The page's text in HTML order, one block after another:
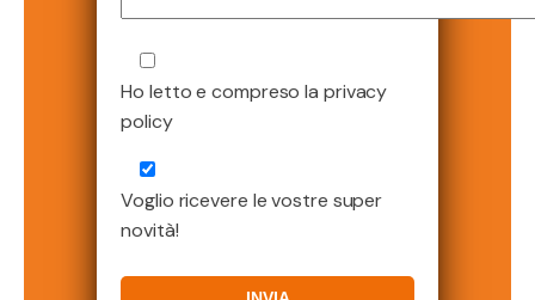
Ho letto e compreso la privacy
policy
Voglio ricevere le vostre super
novità!